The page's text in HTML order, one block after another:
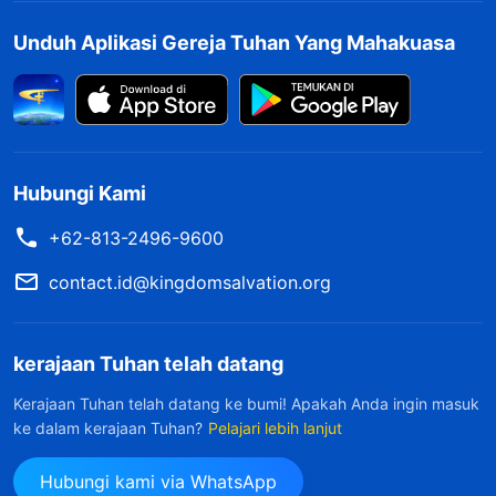
cukup banyak kebenaran tentang mengenali
pemimpin-pemimpin palsu, dan melihat bahwa
hampir semua perilaku para pemimpin palsu
yang ditelaah Tuhan adalah hal-hal yang telah
kulakukan sendiri. Rasanya seolah-olah Tuhan
sedang menyingkapkanku secara langsung. Hal
ketidakmampuan mereka untuk menjelaskan
atau mengklarifikasi secara menyeluruh
prinsip-prinsip kebenaran. Jika orang mencari
Unduh Aplikasi Gereja Tuhan Yang Mahakuasa
Hubungi Kami
+62-813-2496-9600
contact.id@kingdomsalvation.org
kerajaan Tuhan telah datang
Kerajaan Tuhan telah datang ke bumi! Apakah Anda ingin masuk
ke dalam kerajaan Tuhan? Pelajari lebih lanjut
Hubungi kami via WhatsApp